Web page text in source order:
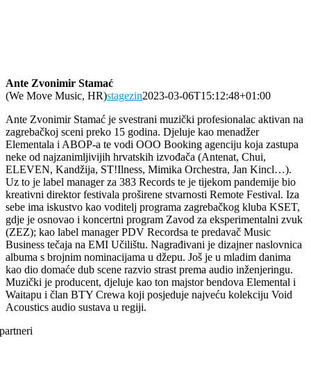
Ante Zvonimir Stamać
(We Move Music, HR)stagezin2023-03-06T15:12:48+01:00
Ante Zvonimir Stamać je svestrani muzički profesionalac aktivan na
zagrebačkoj sceni preko 15 godina. Djeluje kao menadžer
Elementala i ABOP-a te vodi OOO Booking agenciju koja zastupa
neke od najzanimljivijih hrvatskih izvođača (Antenat, Chui,
ELEVEN, Kandžija, ST!Ilness, Mimika Orchestra, Jan Kincl…).
Uz to je label manager za 383 Records te je tijekom pandemije bio
kreativni direktor festivala proširene stvarnosti Remote Festival. Iza
sebe ima iskustvo kao voditelj programa zagrebačkog kluba KSET,
gdje je osnovao i koncertni program Zavod za eksperimentalni zvuk
(ZEZ); kao label manager PDV Recordsa te predavač Music
Business tečaja na EMI Učilištu. Nagrađivani je dizajner naslovnica
albuma s brojnim nominacijama u džepu. Još je u mladim danima
kao dio domaće dub scene razvio strast prema audio inženjeringu.
Muzički je producent, djeluje kao ton majstor bendova Elemental i
Waitapu i član BTY Crewa koji posjeduje najveću kolekciju Void
Acoustics audio sustava u regiji.
partneri